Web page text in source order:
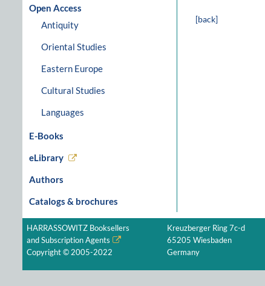
Open Access
Antiquity
Oriental Studies
Eastern Europe
Cultural Studies
Languages
E-Books
eLibrary
Authors
Catalogs & brochures
[back]
HARRASSOWITZ Booksellers
and Subscription Agents
Copyright © 2005-2022
Kreuzberger Ring 7c-d
65205 Wiesbaden
Germany